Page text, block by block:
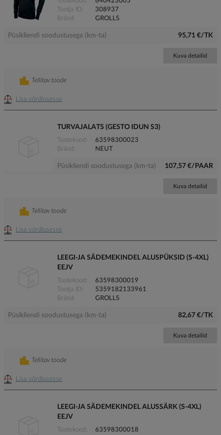
Tootja ID
308937
Bränd
GROLLS
Püsikliendi soodustusega (km-ta) 95,71 €/TK
Kuva detailid
Lisa võrdlusesse
Tellitav toode
TURVAJALATS (GESTO IDUN S3)
Tootekood
63598300023
Bränd
NEUT
Püsikliendi soodustusega (km-ta) 107,57 €/PAAR
Kuva detailid
Lisa võrdlusesse
Tellitav toode
LEEGI-JA SÄDEMEKINDEL ALUSPÜKSID (S-4XL)
EEJV
Tootekood
63598300019
Tootja ID
5359182133961
Bränd
GROLLS
Püsikliendi soodustusega (km-ta) 82,67 €/TK
Kuva detailid
Lisa võrdlusesse
Tellitav toode
LEEGI-JA SÄDEMEKINDEL ALUSSÄRK (S-4XL)
EEJV
Tootekood
63598300018